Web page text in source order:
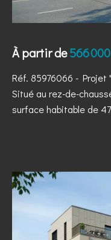
À partir de566
Réf. 85976066 - Projet
Situé au rez-de-
surface habitable de